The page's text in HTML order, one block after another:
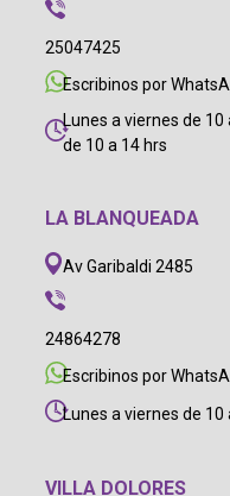
25047425
Escribinos por
Lunes a viernes de 10
de 10 a 14 hrs
LA BLANQUEADA
Av Garibaldi 2485
24864278
Escribinos por
Lunes a viernes de 10
VILLA DOLORES